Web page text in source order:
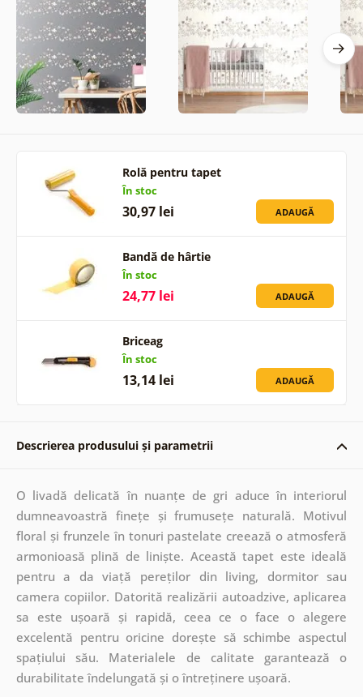
Rolă pentru tapet
În stoc
30,97 lei ADAUGĂ
Bandă de hârtie
În stoc
24,77 lei ADAUGĂ
Briceag
În stoc
13,14 lei ADAUGĂ
Descrierea produsului și parametrii
O livadă delicată în nuanțe de gri aduce în interiorul
dumneavoastră finețe și frumusețe naturală. Motivul
floral și frunzele în tonuri pastelate creează o atmosferă
armonioasă plină de liniște. Această tapet este ideală
pentru a da viață pereților din living, dormitor sau
camera copiilor. Datorită realizării autoadzive, aplicarea
sa este ușoară și rapidă, ceea ce o face o alegere
excelentă pentru oricine dorește să schimbe aspectul
spațiului său. Materialele de calitate garantează o
durabilitate îndelungată și o întreținere ușoară.